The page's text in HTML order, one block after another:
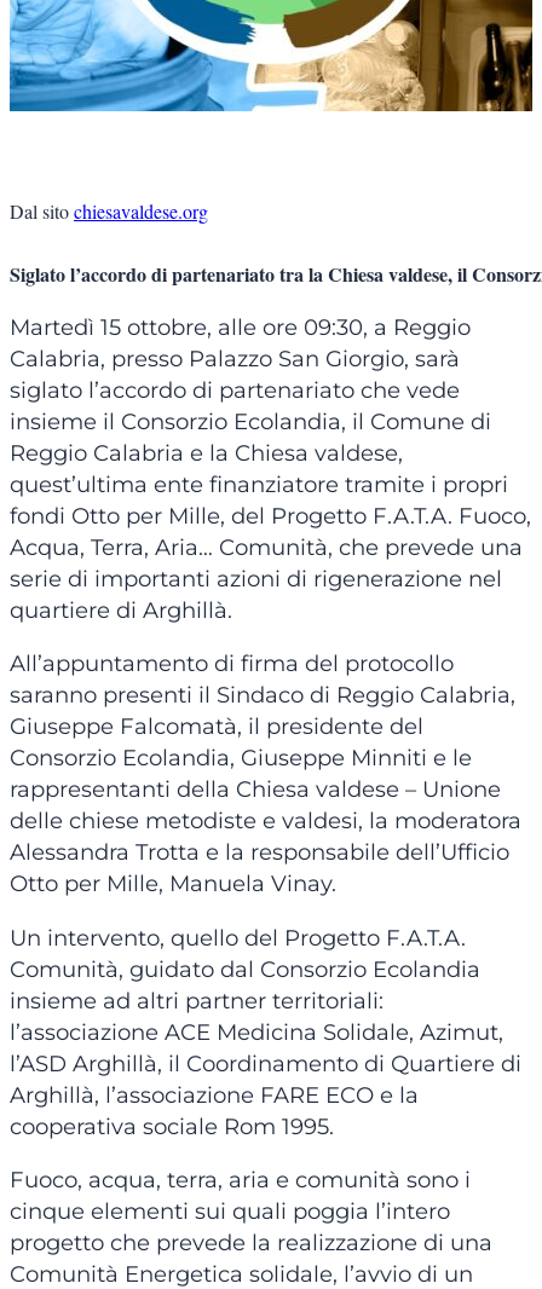
Dal sito chiesavaldese.org
Siglato l’accordo di partenariato tra la Chiesa valdese, il
Martedì 15 ottobre, alle ore 09:30, a Reggio
Calabria, presso Palazzo San Giorgio, sarà
siglato l’accordo di partenariato che vede
insieme il Consorzio Ecolandia, il Comune di
Reggio Calabria e la Chiesa valdese,
quest’ultima ente finanziatore tramite i propri
fondi Otto per Mille, del Progetto F.A.T.A. Fuoco,
Acqua, Terra, Aria… Comunità, che prevede una
serie di importanti azioni di rigenerazione nel
quartiere di Arghillà.
All’appuntamento di firma del protocollo
saranno presenti il Sindaco di Reggio Calabria,
Giuseppe Falcomatà, il presidente del
Consorzio Ecolandia, Giuseppe Minniti e le
rappresentanti della Chiesa valdese – Unione
delle chiese metodiste e valdesi, la moderatora
Alessandra Trotta e la responsabile dell’Ufficio
Otto per Mille, Manuela Vinay.
Un intervento, quello del Progetto F.A.T.A.
Comunità, guidato dal Consorzio Ecolandia
insieme ad altri partner territoriali:
l’associazione ACE Medicina Solidale, Azimut,
l’ASD Arghillà, il Coordinamento di Quartiere di
Arghillà, l’associazione FARE ECO e la
cooperativa sociale Rom 1995.
Fuoco, acqua, terra, aria e comunità sono i
cinque elementi sui quali poggia l’intero
progetto che prevede la realizzazione di una
Comunità Energetica solidale, l’avvio di un